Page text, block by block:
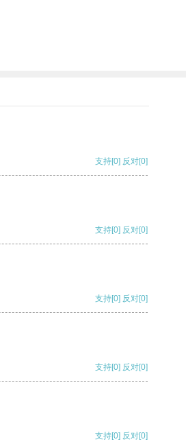
支持[0] 反对[0]
支持[0] 反对[0]
支持[0] 反对[0]
支持[0] 反对[0]
支持[0] 反对[0]